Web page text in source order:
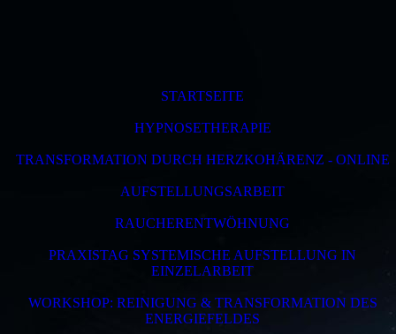
STARTSEITE
HYPNOSETHERAPIE
TRANSFORMATION DURCH HERZKOHÄRENZ - ONLINE
AUFSTELLUNGSARBEIT
RAUCHERENTWÖHNUNG
PRAXISTAG SYSTEMISCHE AUFSTELLUNG IN
EINZELARBEIT
WORKSHOP: REINIGUNG & TRANSFORMATION DES
ENERGIEFELDES